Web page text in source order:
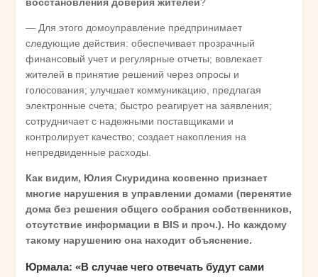
— Для этого домоуправление предпринимает
следующие действия: обеспечивает прозрачный
финансовый учет и регулярные отчеты; вовлекает
жителей в принятие решений через опросы и
голосования; улучшает коммуникацию, предлагая
электронные счета; быстро реагирует на заявления;
сотрудничает с надежными поставщиками и
контролирует качество; создает накопления на
непредвиденные расходы.
Как видим, Юлия Скуридина косвенно признает
многие нарушения в управлении домами (перенятие
дома без решения общего собрания собственников,
отсутствие информации в BIS и проч.). Но каждому
такому нарушению она находит объяснение.
Юрмала: «В случае чего отвечать будут сами